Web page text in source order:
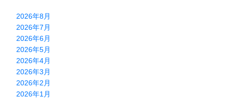
2026年8月
2026年7月
2026年6月
2026年5月
2026年4月
2026年3月
2026年2月
2026年1月